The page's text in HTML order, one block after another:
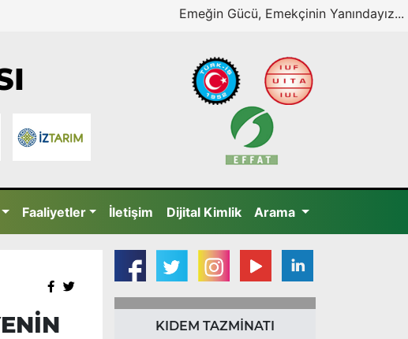
Emeğin Gücü, Emekçinin Yanındayız...
Faaliyetler İletişim Dijital Kimlik Arama
KIDEM TAZMİNATI